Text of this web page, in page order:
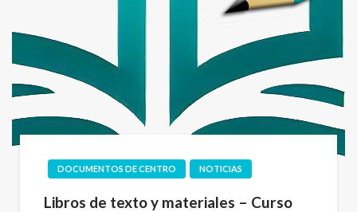
DOCUMENTOS DE CENTRO NOTICIAS
Libros de texto y materiales – Curso